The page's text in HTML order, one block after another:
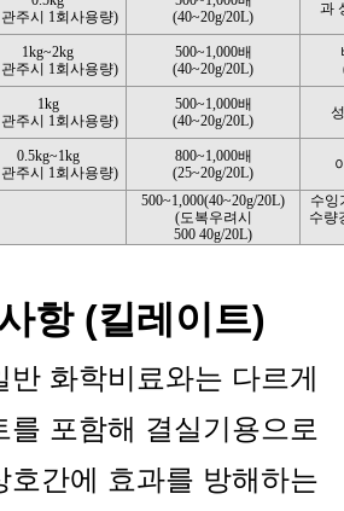
주시 1회사용량)
(40~20g/20L)
과
1kg~2kg
주시 1회사용량)
500~1,000배
(40~20g/20L)
1kg
주시 1회사용량)
500~1,000배
(40~20g/20L)
0.5kg~1kg
주시 1회사용량)
800~1,000배
(25~20g/20L)
500~1,000(40~20g/20L)
(도복우려시
500 40g/20L)
수잉
수량
항 (킬레이트)
반 화학비료와는 다르게
를 포함해 결실기용으로
호간에 효과를 방해하는